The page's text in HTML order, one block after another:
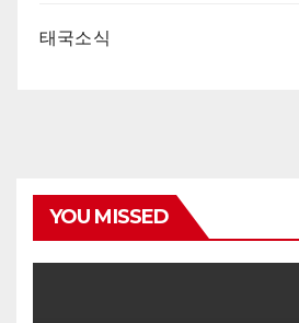
태국소식
YOU MISSED